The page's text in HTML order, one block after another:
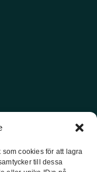
cookies för att lagra
till dessa